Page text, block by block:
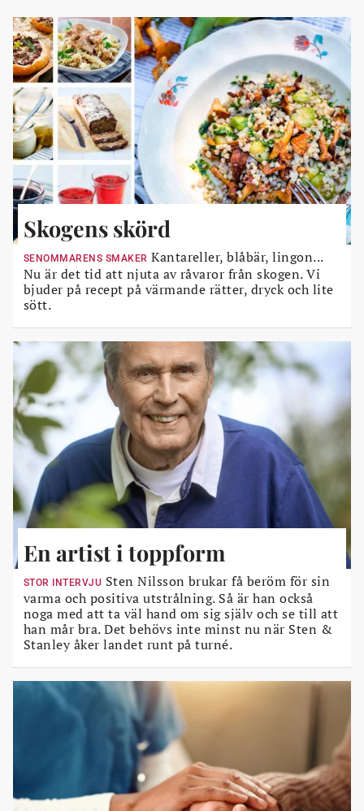
Skogens skörd
SENOMMARENS SMAKER Kantareller, blåbär, lingon...
Nu är det tid att njuta av råvaror från skogen. Vi
bjuder på recept på värmande rätter, dryck och lite
sött.
En artist i toppform
STOR INTERVJU Sten Nilsson brukar få beröm för sin
varma och positiva utstrålning. Så är han också
noga med att ta väl hand om sig själv och se till att
han mår bra. Det behövs inte minst nu när Sten &
Stanley åker landet runt på turné.